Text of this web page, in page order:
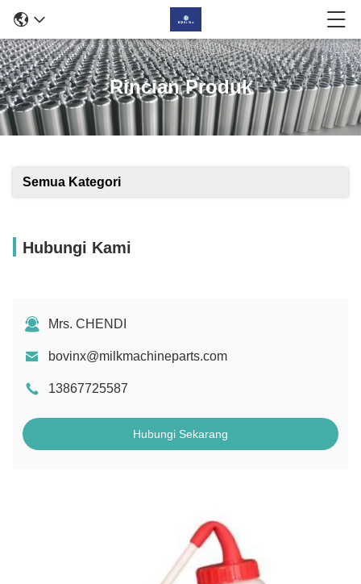
Rincian Produk
Semua Kategori
Hubungi Kami
Mrs. CHENDI
bovinx@milkmachineparts.com
13867725587
Hubungi Sekarang